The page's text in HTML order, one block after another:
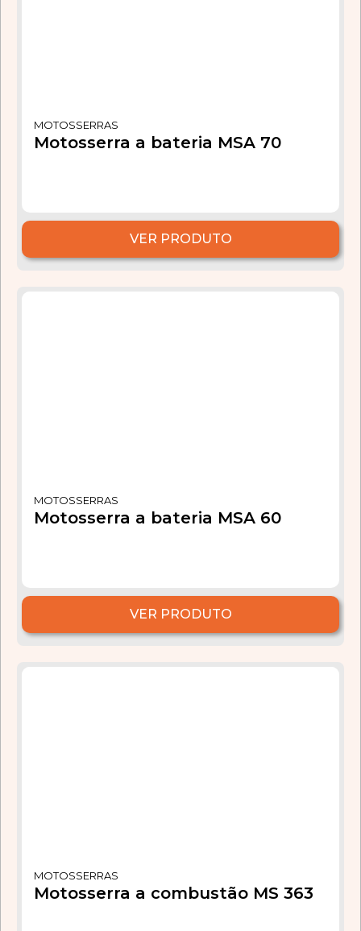
MOTOSSERRAS
Motosserra a bateria MSA 70
VER PRODUTO
MOTOSSERRAS
Motosserra a bateria MSA 60
VER PRODUTO
MOTOSSERRAS
Motosserra a combustão MS 363